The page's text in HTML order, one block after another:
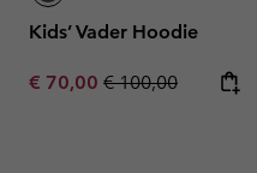
Kids’ Vader Hoodie
Sale price:
€ 70,00 Regular price:
€ 100,00